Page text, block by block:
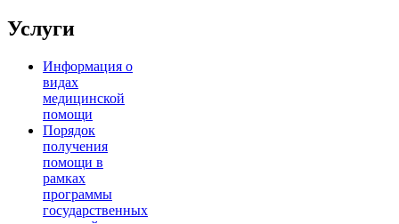
Услуги
Информация о
видах
медицинской
помощи
Порядок
получения
помощи в
рамках
программы
государственных